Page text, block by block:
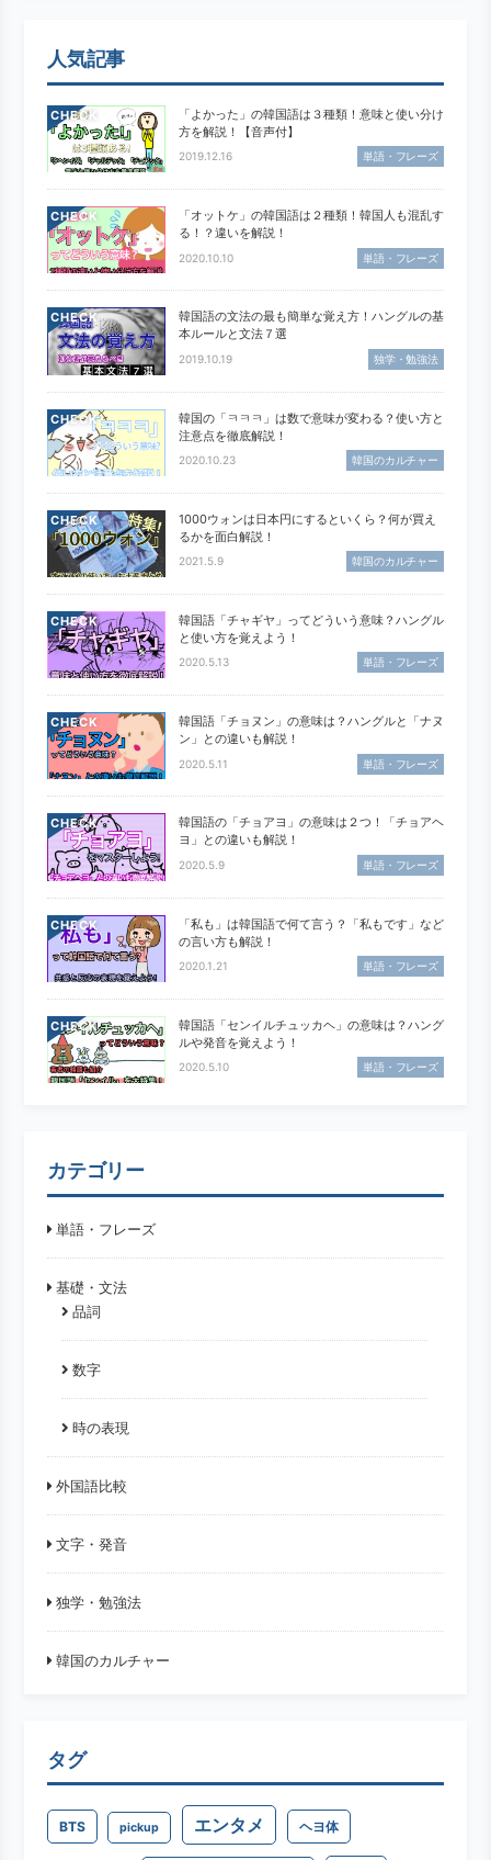
人気記事
CHECK
「よかった」の韓国語は３種類！意味と使い分け
方を解説！【音声付】
2019.12.16 単語・フレーズ
CHECK
「オットケ」の韓国語は２種類！韓国人も混乱す
る！？違いを解説！
2020.10.10 単語・フレーズ
CHECK
韓国語の文法の最も簡単な覚え方！ハングルの基
本ルールと文法７選
2019.10.19 独学・勉強法
CHECK
韓国の「ㅋㅋㅋ」は数で意味が変わる？使い方と
注意点を徹底解説！
2020.10.23 韓国のカルチャー
CHECK
1000ウォンは日本円にするといくら？何が買え
るかを面白解説！
2021.5.9 韓国のカルチャー
CHECK
韓国語「チャギヤ」ってどういう意味？ハングル
と使い方を覚えよう！
2020.5.13 単語・フレーズ
CHECK
韓国語「チョヌン」の意味は？ハングルと「ナヌ
ン」との違いも解説！
2020.5.11 単語・フレーズ
CHECK
韓国語の「チョアヨ」の意味は２つ！「チョアヘ
ヨ」との違いも解説！
2020.5.9 単語・フレーズ
CHECK
「私も」は韓国語で何て言う？「私もです」など
の言い方も解説！
2020.1.21 単語・フレーズ
CHECK
韓国語「センイルチュッカヘ」の意味は？ハング
ルや発音を覚えよう！
2020.5.10 単語・フレーズ
カテゴリー
単語・フレーズ
基礎・文法
品詞
数字
時の表現
外国語比較
文字・発音
独学・勉強法
韓国のカルチャー
タグ
BTS pickup エンタメ ヘヨ体